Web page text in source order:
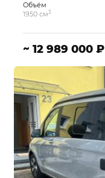
Объём
1950 см3
~ 12 989 000 ₽